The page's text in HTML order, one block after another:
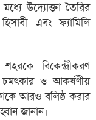
উদ্যোক্তা তৈরির
এবং ফ্যামিলি
বিকেন্দ্রীকরণ
ও আকর্ষণীয়
আরও বলিষ্ঠ করার
জানান।